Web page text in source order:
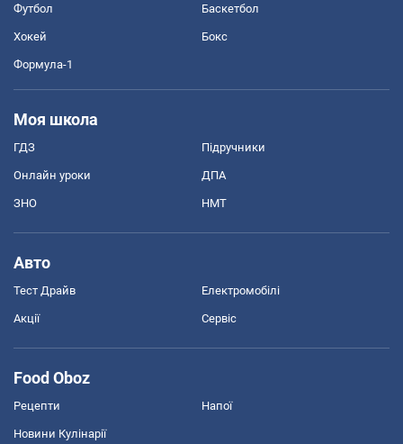
Футбол Баскетбол
Хокей Бокс
Формула-1
Моя школа
ГДЗ Підручники
Онлайн уроки ДПА
ЗНО НМТ
Авто
Тест Драйв Електромобілі
Акції Сервіс
Food Oboz
Рецепти Напої
Новини Кулінарії